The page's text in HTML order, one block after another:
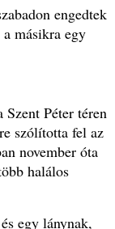
engedtek
másikra egy
Szent Péter téren
szólította fel az
november óta
halálos
egy lánynak,